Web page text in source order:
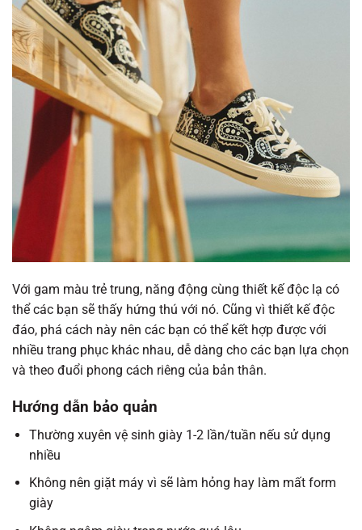
Với gam màu trẻ trung, năng động cùng thiết kế độc lạ có
thể các bạn sẽ thấy hứng thú với nó. Cũng vì thiết kế độc
đáo, phá cách này nên các bạn có thể kết hợp được với
nhiều trang phục khác nhau, dễ dàng cho các bạn lựa chọn
và theo đuổi phong cách riêng của bản thân.
Hướng dẫn bảo quản
Thường xuyên vệ sinh giày 1-2 lần/tuần nếu sử dụng
nhiều
Không nên giặt máy vì sẽ làm hỏng hay làm mất form
giày